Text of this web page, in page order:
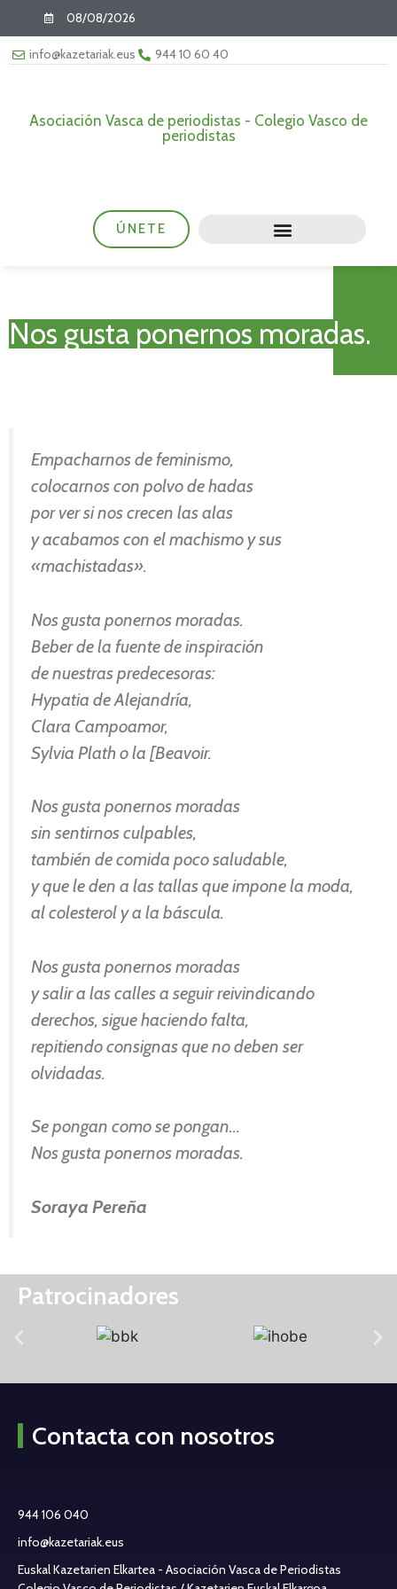
08/08/2026
info@kazetariak.eus 944 10 60 40
Asociación Vasca de periodistas - Colegio Vasco de
periodistas
ÚNETE
Nos gusta ponernos moradas.
Empacharnos de feminismo,
colocarnos con polvo de hadas
por ver si nos crecen las alas
y acabamos con el machismo y sus
«machistadas».
Nos gusta ponernos moradas.
Beber de la fuente de inspiración
de nuestras predecesoras:
Hypatia de Alejandría,
Clara Campoamor,
Sylvia Plath o la [Beavoir.
Nos gusta ponernos moradas
sin sentirnos culpables,
también de comida poco saludable,
y que le den a las tallas que impone la moda,
al colesterol y a la báscula.
Nos gusta ponernos moradas
y salir a las calles a seguir reivindicando
derechos, sigue haciendo falta,
repitiendo consignas que no deben ser
olvidadas.
Se pongan como se pongan…
Nos gusta ponernos moradas.
Soraya Pereña
Patrocinadores
Contacta con nosotros
944 106 040
info@kazetariak.eus
Euskal Kazetarien Elkartea - Asociación Vasca de Periodistas